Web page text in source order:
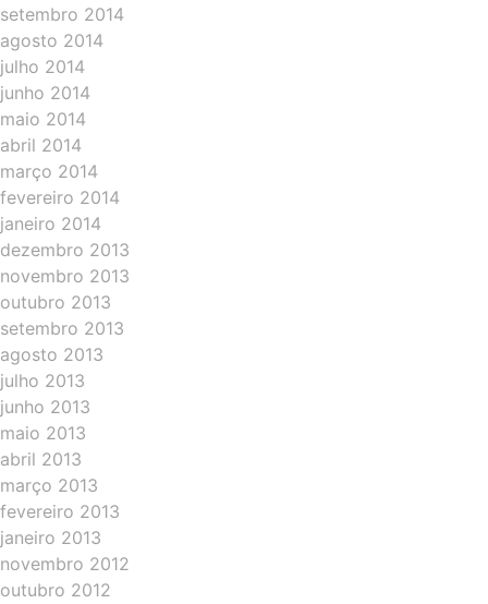
setembro 2014
agosto 2014
julho 2014
junho 2014
maio 2014
abril 2014
março 2014
fevereiro 2014
janeiro 2014
dezembro 2013
novembro 2013
outubro 2013
setembro 2013
agosto 2013
julho 2013
junho 2013
maio 2013
abril 2013
março 2013
fevereiro 2013
janeiro 2013
novembro 2012
outubro 2012